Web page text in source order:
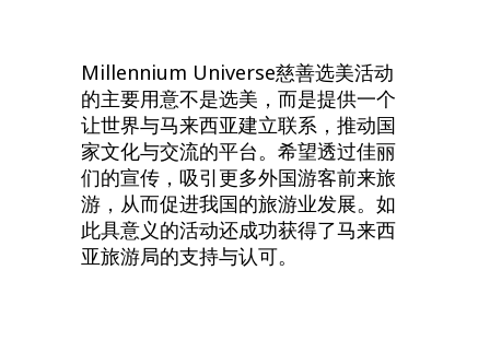
Millennium Universe慈善选美活动
的主要用意不是选美，而是提供一个
让世界与马来西亚建立联系，推动国
家文化与交流的平台。希望透过佳丽
们的宣传，吸引更多外国游客前来旅
游，从而促进我国的旅游业发展。如
此具意义的活动还成功获得了马来西
亚旅游局的支持与认可。